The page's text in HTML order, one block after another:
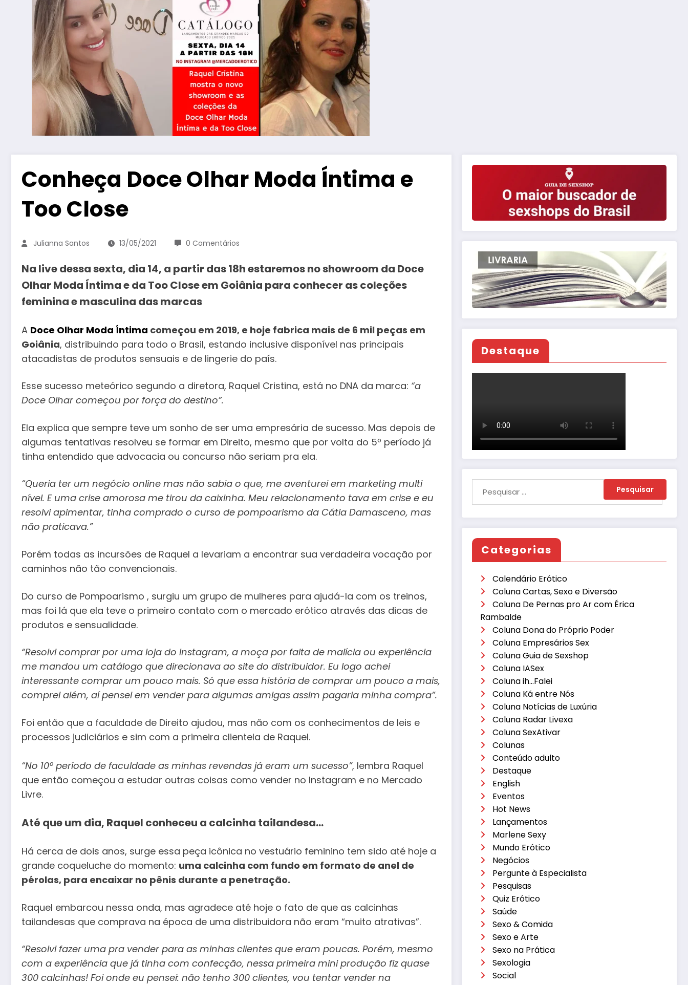
Conheça Doce Olhar Moda Íntima e
Too Close
Julianna Santos 13/05/2021 0 Comentários
Na live dessa sexta, dia 14, a partir das 18h estaremos no showroom da Doce
Olhar Moda Íntima e da Too Close em Goiânia para conhecer as coleções
feminina e masculina das marcas
A Doce Olhar Moda Íntima começou em 2019, e hoje fabrica mais de 6 mil peças em
Goiânia, distribuindo para todo o Brasil, estando inclusive disponível nas principais
atacadistas de produtos sensuais e de lingerie do país.
Esse sucesso meteórico segundo a diretora, Raquel Cristina, está no DNA da marca: “a
Doce Olhar começou por força do destino”.
Ela explica que sempre teve um sonho de ser uma empresária de sucesso. Mas depois de
algumas tentativas resolveu se formar em Direito, mesmo que por volta do 5º período já
tinha entendido que advocacia ou concurso não seriam pra ela.
“Queria ter um negócio online mas não sabia o que, me aventurei em marketing multi
nível. E uma crise amorosa me tirou da caixinha. Meu relacionamento tava em crise e eu
resolvi apimentar, tinha comprado o curso de pompoarismo da Cátia Damasceno, mas
não praticava.”
Porém todas as incursões de Raquel a levariam a encontrar sua verdadeira vocação por
caminhos não tão convencionais.
Do curso de Pompoarismo , surgiu um grupo de mulheres para ajudá-la com os treinos,
mas foi lá que ela teve o primeiro contato com o mercado erótico através das dicas de
produtos e sensualidade.
“Resolvi comprar por uma loja do Instagram, a moça por falta de malícia ou experiência
me mandou um catálogo que direcionava ao site do distribuidor. Eu logo achei
interessante comprar um pouco mais. Só que essa história de comprar um pouco a mais,
comprei além, aí pensei em vender para algumas amigas assim pagaria minha compra”.
Foi então que a faculdade de Direito ajudou, mas não com os conhecimentos de leis e
processos judiciários e sim com a primeira clientela de Raquel.
“No 10º período de faculdade as minhas revendas já eram um sucesso”, lembra Raquel
que então começou a estudar outras coisas como vender no Instagram e no Mercado
Livre.
Até que um dia, Raquel conheceu a calcinha tailandesa…
Há cerca de dois anos, surge essa peça icônica no vestuário feminino tem sido até hoje a
grande coqueluche do momento: uma calcinha com fundo em formato de anel de
pérolas, para encaixar no pênis durante a penetração.
Raquel embarcou nessa onda, mas agradece até hoje o fato de que as calcinhas
tailandesas que comprava na época de uma distribuidora não eram “muito atrativas”.
“Resolvi fazer uma pra vender para as minhas clientes que eram poucas. Porém, mesmo
com a experiência que já tinha com confecção, nessa primeira mini produção fiz quase
300 calcinhas! Foi onde eu pensei: não tenho 300 clientes, vou tentar vender na
Destaque
Categorias
Calendário Erótico
Coluna Cartas, Sexo e Diversão
Coluna De Pernas pro Ar com Érica
Rambalde
Coluna Dona do Próprio Poder
Coluna Empresários Sex
Coluna Guia de Sexshop
Coluna IASex
Coluna ih…Falei
Coluna Ká entre Nós
Coluna Notícias de Luxúria
Coluna Radar Livexa
Coluna SexAtivar
Colunas
Conteúdo adulto
Destaque
English
Eventos
Hot News
Lançamentos
Marlene Sexy
Mundo Erótico
Negócios
Pergunte à Especialista
Pesquisas
Quiz Erótico
Saúde
Sexo & Comida
Sexo e Arte
Sexo na Prática
Sexologia
Social